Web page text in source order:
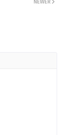
NEWER